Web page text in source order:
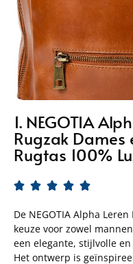
1. NEGOTIA
Rugzak Dames
Rugtas 100%
    
De NEGOTIA Alpha
keuze voor zowel
een elegante, stijlvolle
Het ontwerp is